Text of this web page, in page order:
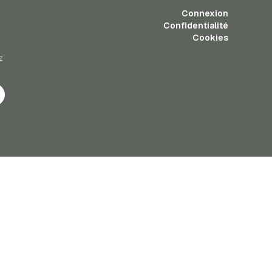
Connexion
Confidentialité
Cookies